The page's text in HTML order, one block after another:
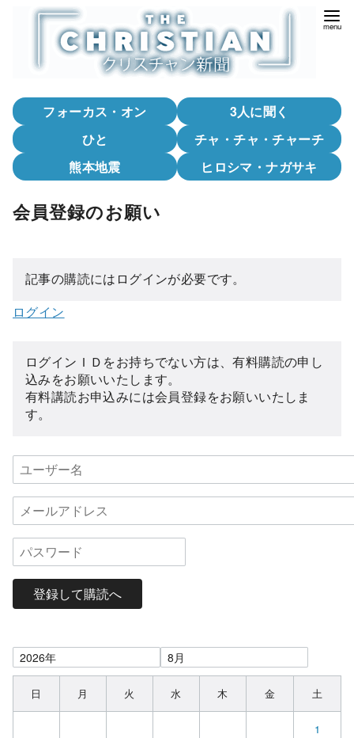
フォーカス・オン
3人に聞く
ひと
チャ・チャ・チャーチ
熊本地震
ヒロシマ・ナガサキ
会員登録のお願い
記事の購読にはログインが必要です。
ログイン
ログインＩＤをお持ちでない方は、有料購読の申し
込みをお願いいたします。
有料講読お申込みには会員登録をお願いいたしま
す。
登録して購読へ
日 月 火 水 木 金 土
1